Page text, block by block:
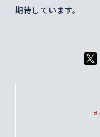
期待しています。
#